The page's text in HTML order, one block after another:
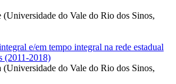
(Universidade do Vale do Rio dos Sinos,
e/em tempo integral na rede estadual
(2011-2018)
(Universidade do Vale do Rio dos Sinos,